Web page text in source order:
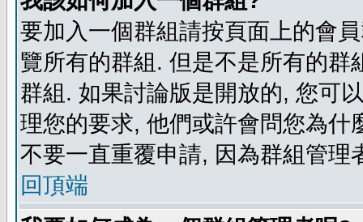
要加入一個群組請按頁面上的會
覽所有的群組. 但是不是所有的
群組. 如果討論版是開放的, 您可
理您的要求, 他們或許會問您為
不要一直重覆申請, 因為群組管理
回頂端